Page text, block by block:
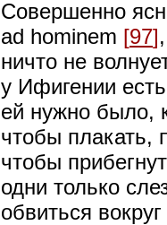
Совершенно
ad hominem [97]
ничто не
у Ифигении
ей нужно было,
чтобы плакать,
чтобы
одни только
обвиться